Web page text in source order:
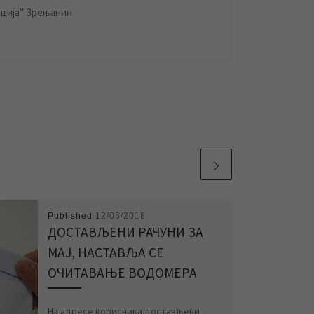
Зрењанин
Published 12/06/2018
ДОСТАВЉЕНИ РАЧУНИ ЗА
МАЈ, НАСТАВЉА СЕ
ОЧИТАВАЊЕ ВОДОМЕРА
На адресе корисника достављени